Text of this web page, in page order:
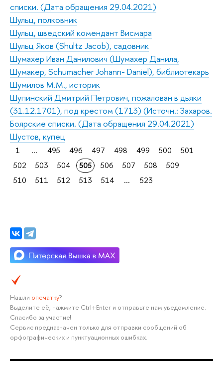
списки. (Дата обращения 29.04.2021)
Шульц, полковник
Шульц, шведский комендант Висмара
Шульц Яков (Shultz Jacob), садовник
Шумахер Иван Данилович (Шумахер Данила,
Шумакер, Schumacher Johann- Daniel), библиотекарь
Шумилов М.М., историк
Шупинский Дмитрий Петрович, пожалован в дьяки
(31.12.1701), под крестом (1713) (Источн.: Захаров.
Боярские списки. (Дата обращения 29.04.2021)
Шустов, купец
1 ... 495 496 497 498 499 500
501
502
503 504 505 506 507 508
509
510
511 512 513 514 ... 523
Нашли опечатку?
Выделите её, нажмите Ctrl+Enter и отправьте нам уведомление.
Спасибо за участие!
Сервис предназначен только для отправки сообщений об
орфографических и пунктуационных ошибках.